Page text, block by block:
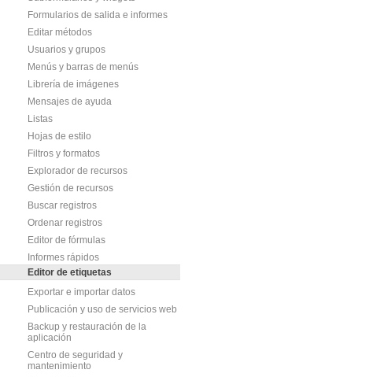
Formularios de salida e informes
Editar métodos
Usuarios y grupos
Menús y barras de menús
Librería de imágenes
Mensajes de ayuda
Listas
Hojas de estilo
Filtros y formatos
Explorador de recursos
Gestión de recursos
Buscar registros
Ordenar registros
Editor de fórmulas
Informes rápidos
Editor de etiquetas
Exportar e importar datos
Publicación y uso de servicios web
Backup y restauración de la
aplicación
Centro de seguridad y
mantenimiento